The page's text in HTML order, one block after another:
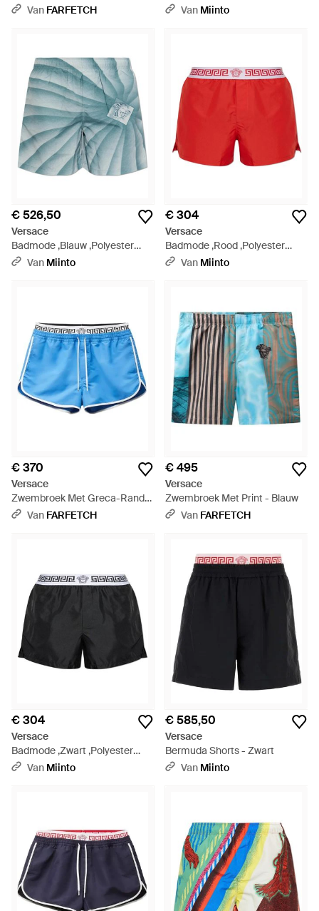
Van FARFETCH
,Polyester Floating By Print
Van Miinto
€ 526,50
Versace
Badmode ,Blauw ,Polyester
Medusa Head Zwemshorts -
Van Miinto
€ 304
Versace
Badmode ,Rood ,Polyester
Zwemshorts - Rood
Van Miinto
€ 370
Versace
Zwembroek Met Greca-Rand
En Trekkoord - Blauw
Van FARFETCH
€ 495
Versace
Zwembroek Met Print - Blauw
Van FARFETCH
€ 304
Versace
Badmode ,Zwart ,Polyester
Zwemshorts - Zwart
Van Miinto
€ 585,50
Versace
Bermuda Shorts - Zwart
Van Miinto